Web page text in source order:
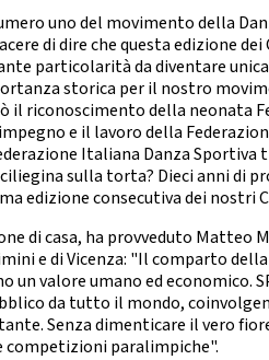
Street
Disco
SETTORE
La
SETTORE
La
uno del movimento della
di dire che questa edizione
particolarità da diventare
storica per il nostro
il riconoscimento della neonata
e il lavoro della
Italiana Danza Sportiva
sulla torta? Dieci anni di
edizione consecutiva dei nostri
di casa, ha provveduto Matteo
e di Vicenza: "Il comparto
un valore umano ed economico.
da tutto il mondo,
Senza dimenticare il vero
competizioni paralimpiche".